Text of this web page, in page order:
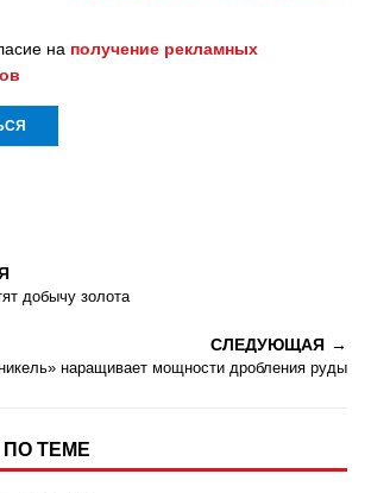
на получение рекламных
добычу золота
СЛЕДУЮЩАЯ
наращивает мощности дробления руды
ТЕМЕ